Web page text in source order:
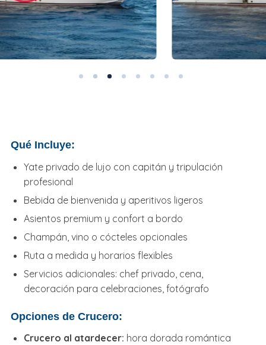
Qué Incluye:
Yate privado de lujo con capitán y tripulación
profesional
Bebida de bienvenida y aperitivos ligeros
Asientos premium y confort a bordo
Champán, vino o cócteles opcionales
Ruta a medida y horarios flexibles
Servicios adicionales: chef privado, cena,
decoración para celebraciones, fotógrafo
Opciones de Crucero:
Crucero al atardecer: hora dorada romántica